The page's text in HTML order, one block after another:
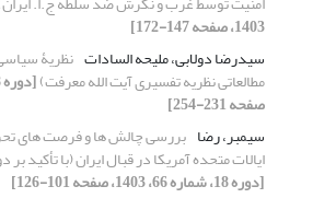
1403، صفحه 147-172]
سیدرضا دولابی، ملیحه السادات نظریۀ
مطالعاتی نظریه تفسیری آیت الله معرفت)
صفحه 231-254]
سیمبر، رضا بررسی چالش ها و فرصت های
ایالات متحده آمریکا در قبال ایران (با تأکید بر دوره 1367-
[دوره 18، شماره 66، 1403، صفحه 101-126]